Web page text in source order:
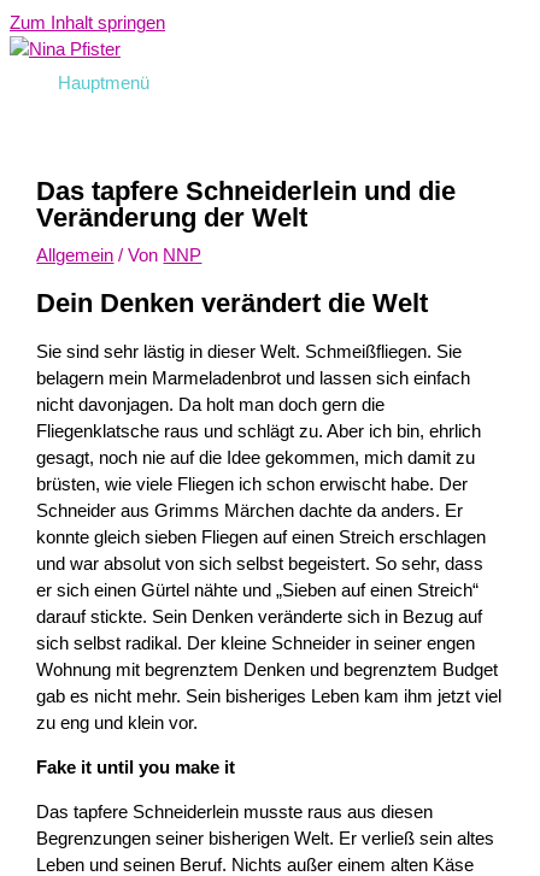
Zum Inhalt springen
Hauptmenü
Das tapfere Schneiderlein und die
Veränderung der Welt
Allgemein / Von NNP
Dein Denken verändert die Welt
Sie sind sehr lästig in dieser Welt. Schmeißfliegen. Sie
belagern mein Marmeladenbrot und lassen sich einfach
nicht davonjagen. Da holt man doch gern die
Fliegenklatsche raus und schlägt zu. Aber ich bin, ehrlich
gesagt, noch nie auf die Idee gekommen, mich damit zu
brüsten, wie viele Fliegen ich schon erwischt habe. Der
Schneider aus Grimms Märchen dachte da anders. Er
konnte gleich sieben Fliegen auf einen Streich erschlagen
und war absolut von sich selbst begeistert. So sehr, dass
er sich einen Gürtel nähte und „Sieben auf einen Streich“
darauf stickte. Sein Denken veränderte sich in Bezug auf
sich selbst radikal. Der kleine Schneider in seiner engen
Wohnung mit begrenztem Denken und begrenztem Budget
gab es nicht mehr. Sein bisheriges Leben kam ihm jetzt viel
zu eng und klein vor.
Fake it until you make it
Das tapfere Schneiderlein musste raus aus diesen
Begrenzungen seiner bisherigen Welt. Er verließ sein altes
Leben und seinen Beruf. Nichts außer einem alten Käse